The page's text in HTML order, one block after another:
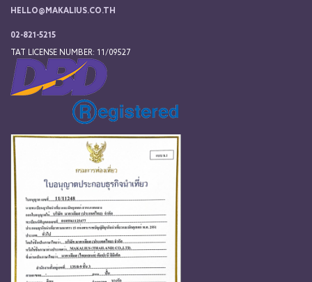
HELLO@MAKALIUS.CO.TH
02-821-5215
TAT LICENSE NUMBER: 11/09527